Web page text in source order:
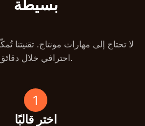
بسيطة
لا تحتاج إلى مهارات مونتاج. تقنيتنا
احترافي خلال دقائق.
1
اختر قالبًا